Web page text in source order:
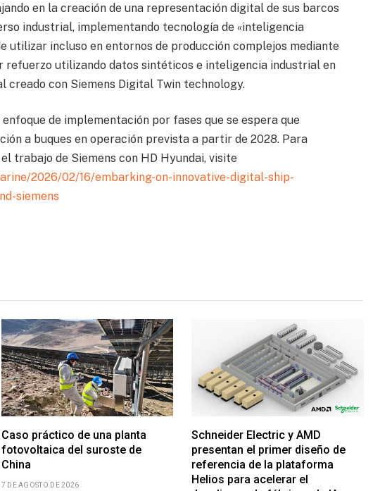
en la creación de una representación digital de sus barcos
industrial, implementando tecnología de «inteligencia
utilizar incluso en entornos de producción complejos mediante
refuerzo utilizando datos sintéticos e inteligencia industrial en
creado con Siemens Digital Twin technology.
de implementación por fases que se espera que
a buques en operación prevista a partir de 2028. Para
trabajo de Siemens con HD Hyundai, visite
2026/02/16/embarking-on-innovative-digital-ship-
siemens
Caso práctico de una planta
fotovoltaica del suroste de
China
7 DE AGOSTO DE 2026
Schneider Electric y AMD
presentan el primer diseño de
referencia de la plataforma
Helios para acelerar el